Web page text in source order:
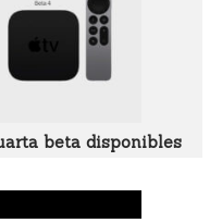
beta disponibles